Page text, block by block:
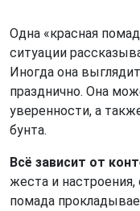
Одна «красная
ситуации
Иногда она
празднично. Она
уверенности, а
бунта.
Всё зависит от
жеста и
помада